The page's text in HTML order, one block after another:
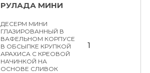
РУЛАДА МИНИ
ДЕСЕРМ МИНИ
ГЛАЗИРОВАННЫЙ В
ВАФЕЛЬНОМ КОРПУСЕ
В ОБСЫПКЕ КРУПКОЙ
АРАХИСА С КРЕОВОЙ
НАЧИНКОЙ НА
ОСНОВЕ СЛИВОК
1